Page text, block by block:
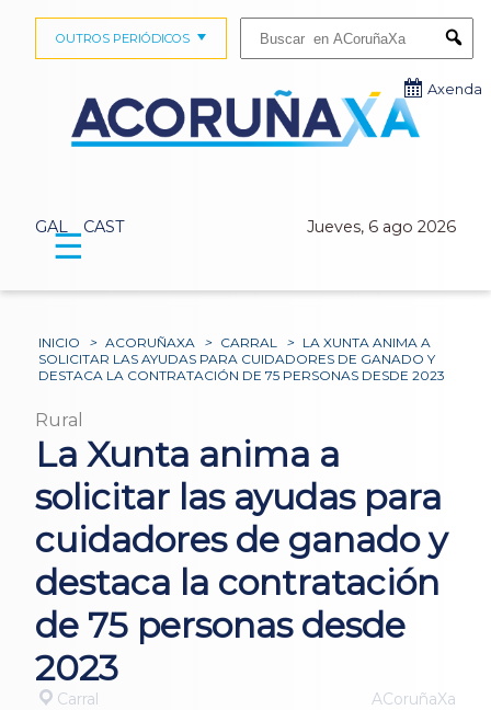
GAL CAST Jueves, 6 ago 2026
OUTROS PERIÓDICOS
Axenda
☰
INICIO > ACORUÑAXA > CARRAL > LA XUNTA ANIMA A
SOLICITAR LAS AYUDAS PARA CUIDADORES DE GANADO Y
DESTACA LA CONTRATACIÓN DE 75 PERSONAS DESDE 2023
Rural
La Xunta anima a
solicitar las ayudas para
cuidadores de ganado y
destaca la contratación
de 75 personas desde
2023
Carral ACoruñaXa